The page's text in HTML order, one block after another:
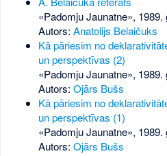
«Padomju Jaunatne»,
Autors: Anatolijs Belaičuks
Kā pāriesim no
un perspektīvas (2)
«Padomju Jaunatne»,
Autors: Ojārs Bušs
Kā pāriesim no
un perspektīvas (1)
«Padomju Jaunatne»,
Autors: Ojārs Bušs